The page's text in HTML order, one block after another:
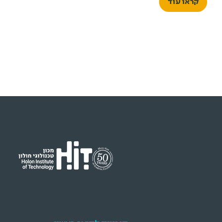
הגמר שלהם – מבחר עבודות המצטרף לתמונה רחבה
המשקפת תקופה, דור ותפיסת עולם.